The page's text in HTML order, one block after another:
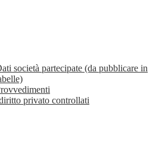
società partecipate (da pubblicare in
privato controllati